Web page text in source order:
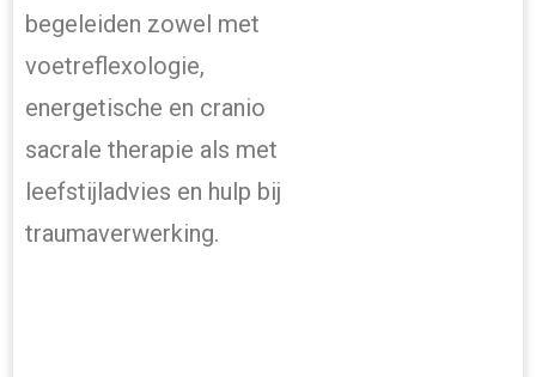
begeleiden zowel met
voetreflexologie,
energetische en cranio
sacrale therapie als met
leefstijladvies en hulp bij
traumaverwerking.